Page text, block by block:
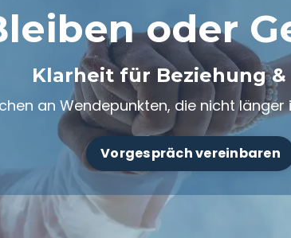
oder
Klarheit für Beziehung
an Wendepunkten, die nicht länger
Vorgespräch vereinbaren